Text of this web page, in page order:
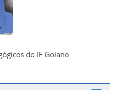
do IF Goiano